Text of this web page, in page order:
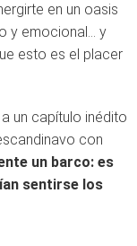
en un oasis
y emocional… y
esto es el placer
un capítulo inédito
con
un barco: es
sentirse los